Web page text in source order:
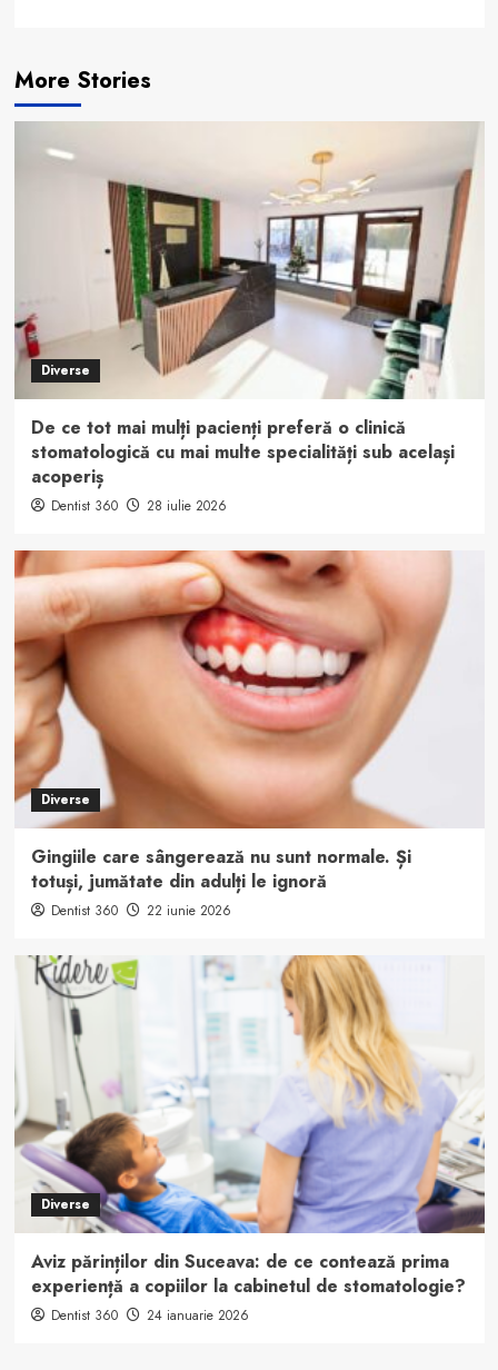
More Stories
Diverse
De ce tot mai mulți pacienți preferă o clinică
stomatologică cu mai multe specialități sub același
acoperiș
Dentist 360 28 iulie 2026
Diverse
Gingiile care sângerează nu sunt normale. Și
totuși, jumătate din adulți le ignoră
Dentist 360 22 iunie 2026
Diverse
Aviz părinților din Suceava: de ce contează prima
experiență a copiilor la cabinetul de stomatologie?
Dentist 360 24 ianuarie 2026